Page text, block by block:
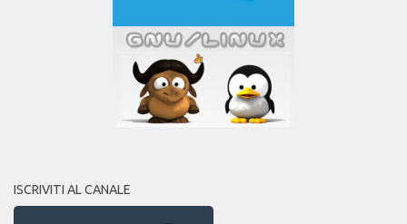
ISCRIVITI AL CANALE